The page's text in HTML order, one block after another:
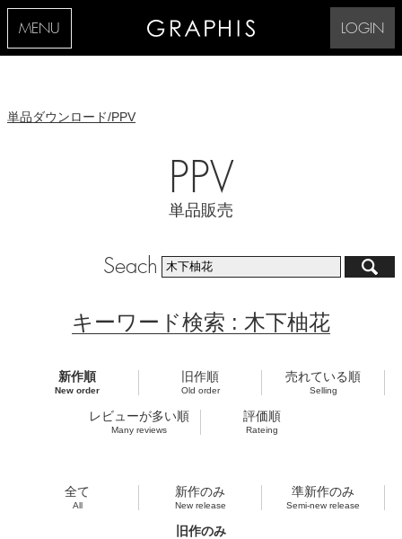
MENU LOGIN
単品ダウンロード/PPV
PPV
単品販売
Seach
キーワード検索 : 木下柚花
新作順
New order
旧作順
Old order
売れている順
Selling
レビューが多い順
Many reviews
評価順
Rateing
全て
All
新作のみ
New release
準新作のみ
Semi-new release
旧作のみ